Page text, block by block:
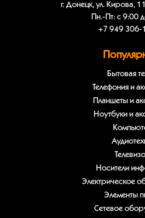
г. Донецк, ул. Кирова,
Пн.-Пт: с 9:00
+7 949 306-
Бытовая
Телефония и
Планшеты и
Ноутбуки и
Носители
Электрическое
Элементы
Сетевое